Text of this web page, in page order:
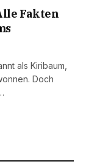
Fakten
als Kiribaum,
Doch